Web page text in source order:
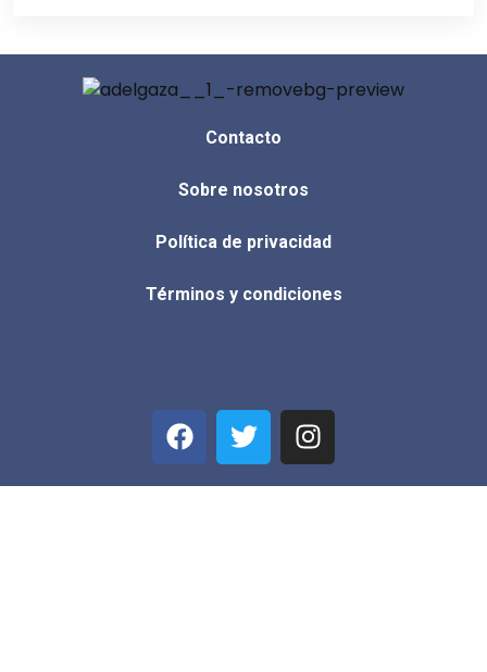
Contacto
Sobre nosotros
Política de privacidad
Términos y condiciones